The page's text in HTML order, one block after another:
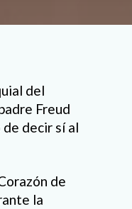
del
Freud
decir sí al
de
la